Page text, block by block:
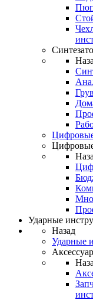
Ударные
Назад
Ударные